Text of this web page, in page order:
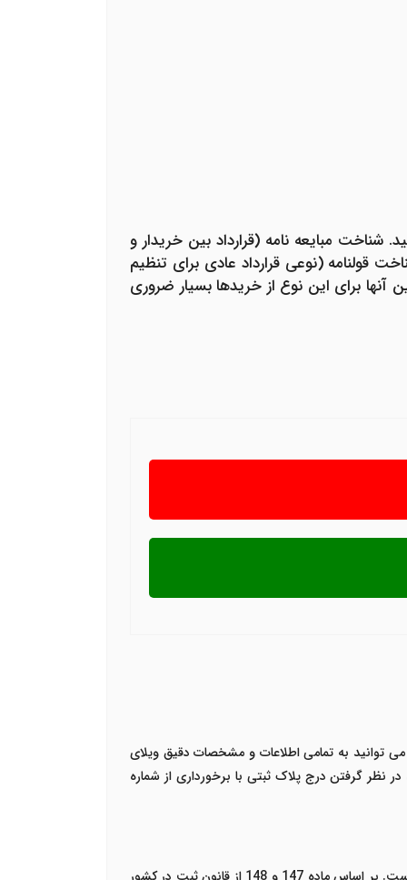
شناخت مبایعه نامه (قرارداد بین خریدار و
قولنامه (نوعی قرارداد عادی برای تنظیم
برای این نوع از خریدها بسیار ضروری
می توانید به تمامی اطلاعات و مشخصات دقیق ویلای
نظر گرفتن درج پلاک ثبتی با برخورداری از شماره